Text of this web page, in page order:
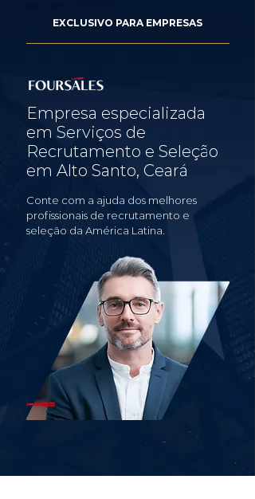
EXCLUSIVO PARA EMPRESAS
Empresa especializada
em Serviços de
Recrutamento e Seleção
em Alto Santo, Ceará
Conte com a ajuda dos melhores
profissionais de recrutamento e
seleção da América Latina.